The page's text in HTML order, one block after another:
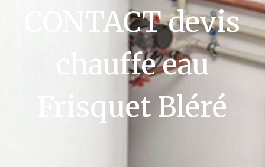
CONTACT devis
chauffe eau
Frisquet Bléré